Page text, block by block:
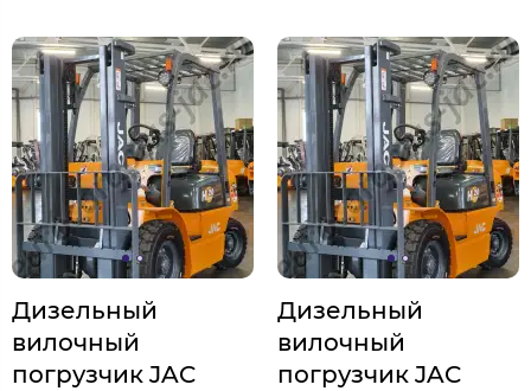
Дизельный
вилочный
погрузчик JAC
Дизельный
вилочный
погрузчик JAC